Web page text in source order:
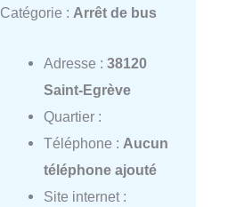
Catégorie : Arrêt de bus
Adresse : 38120
Saint-Egrève
Quartier :
Téléphone : Aucun
téléphone ajouté
Site internet :